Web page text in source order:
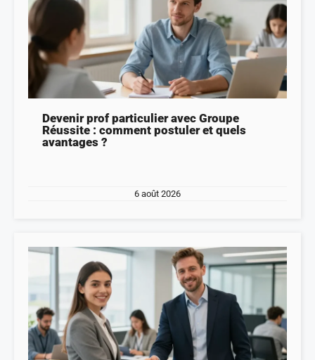
Devenir prof particulier avec Groupe
Réussite : comment postuler et quels
avantages ?
6 août 2026